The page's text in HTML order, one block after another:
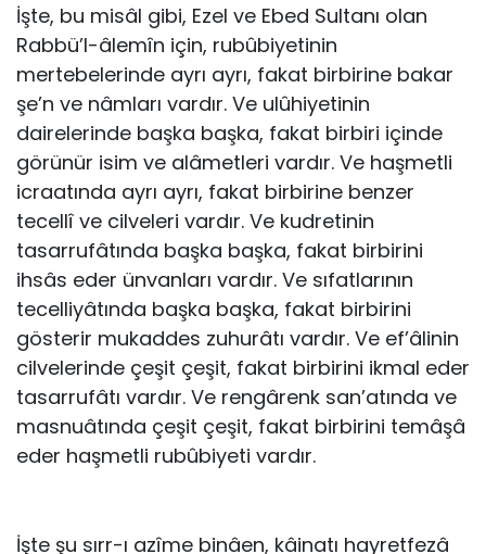
İşte, bu misâl gibi, Ezel ve Ebed Sultanı olan
Rabbü’l-âlemîn için, rubûbiyetinin
mertebelerinde ayrı ayrı, fakat birbirine bakar
şe’n ve nâmları vardır. Ve ulûhiyetinin
dairelerinde başka başka, fakat birbiri içinde
görünür isim ve alâmetleri vardır. Ve haşmetli
icraatında ayrı ayrı, fakat birbirine benzer
tecellî ve cilveleri vardır. Ve kudretinin
tasarrufâtında başka başka, fakat birbirini
ihsâs eder ünvanları vardır. Ve sıfatlarının
tecelliyâtında başka başka, fakat birbirini
gösterir mukaddes zuhurâtı vardır. Ve ef’âlinin
cilvelerinde çeşit çeşit, fakat birbirini ikmal eder
tasarrufâtı vardır. Ve rengârenk san’atında ve
masnuâtında çeşit çeşit, fakat birbirini temâşâ
eder haşmetli rubûbiyeti vardır.
İşte şu sırr-ı azîme binâen, kâinatı hayretfezâ